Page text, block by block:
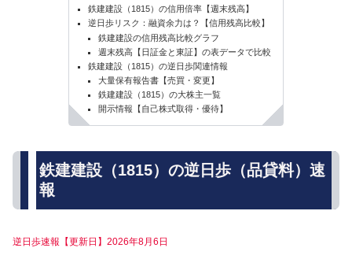
鉄建建設（1815）の信用倍率【週末残高】
逆日歩リスク：融資余力は？【信用残高比較】
鉄建建設の信用残高比較グラフ
週末残高【日証金と東証】の表データで比較
鉄建建設（1815）の逆日歩関連情報
大量保有報告書【売買・変更】
鉄建建設（1815）の大株主一覧
開示情報【自己株式取得・優待】
鉄建建設（1815）の逆日歩（品貸料）速
報
逆日歩速報【更新日】2026年8月6日